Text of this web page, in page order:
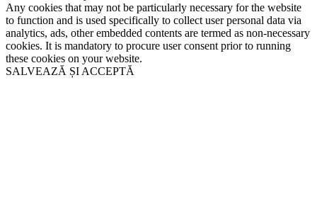
Any cookies that may not be particularly necessary for the website
to function and is used specifically to collect user personal data via
analytics, ads, other embedded contents are termed as non-necessary
cookies. It is mandatory to procure user consent prior to running
these cookies on your website.
SALVEAZĂ ȘI ACCEPTĂ